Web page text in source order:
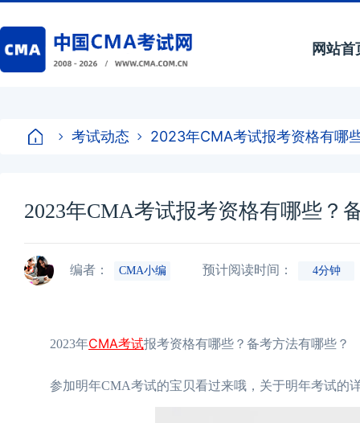
网站首
考试动态 2023年CMA考试报考资格有哪
2023年CMA考试报考资格有哪些？
编者： CMA小编 预计阅读时间： 4分钟
2023年CMA考试报考资格有哪些？备考方法有哪些？
参加明年CMA考试的宝贝看过来哦，关于明年考试的